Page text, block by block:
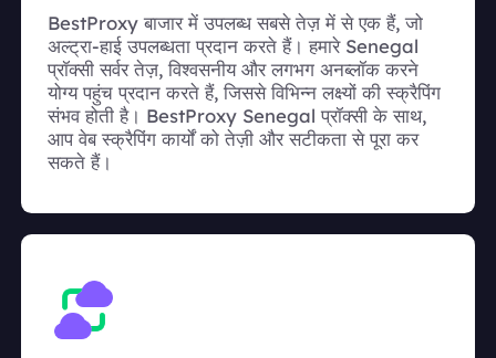
BestProxy बाजार में उपलब्ध सबसे तेज़ में से एक हैं, जो
अल्ट्रा-हाई उपलब्धता प्रदान करते हैं। हमारे Senegal
प्रॉक्सी सर्वर तेज़, विश्वसनीय और लगभग अनब्लॉक करने
योग्य पहुंच प्रदान करते हैं, जिससे विभिन्न लक्ष्यों की स्क्रैपिंग
संभव होती है। BestProxy Senegal प्रॉक्सी के साथ,
आप वेब स्क्रैपिंग कार्यों को तेज़ी और सटीकता से पूरा कर
सकते हैं।